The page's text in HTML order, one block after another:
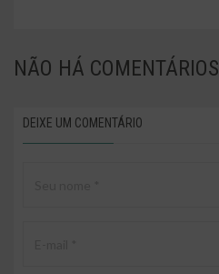
NÃO HÁ COMENTÁRIOS
DEIXE UM COMENTÁRIO